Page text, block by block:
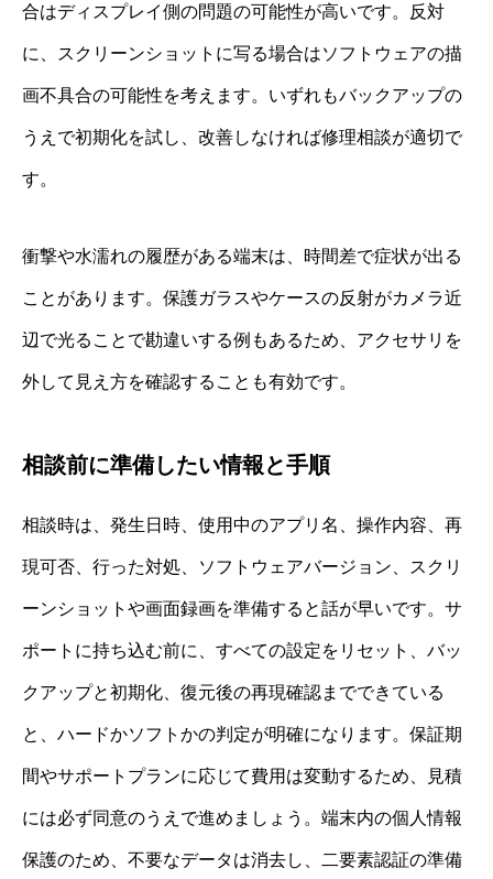
合はディスプレイ側の問題の可能性が高いです。反対
に、スクリーンショットに写る場合はソフトウェアの描
画不具合の可能性を考えます。いずれもバックアップの
うえで初期化を試し、改善しなければ修理相談が適切で
す。
衝撃や水濡れの履歴がある端末は、時間差で症状が出る
ことがあります。保護ガラスやケースの反射がカメラ近
辺で光ることで勘違いする例もあるため、アクセサリを
外して見え方を確認することも有効です。
相談前に準備したい情報と手順
相談時は、発生日時、使用中のアプリ名、操作内容、再
現可否、行った対処、ソフトウェアバージョン、スクリ
ーンショットや画面録画を準備すると話が早いです。サ
ポートに持ち込む前に、すべての設定をリセット、バッ
クアップと初期化、復元後の再現確認までできている
と、ハードかソフトかの判定が明確になります。保証期
間やサポートプランに応じて費用は変動するため、見積
には必ず同意のうえで進めましょう。端末内の個人情報
保護のため、不要なデータは消去し、二要素認証の準備